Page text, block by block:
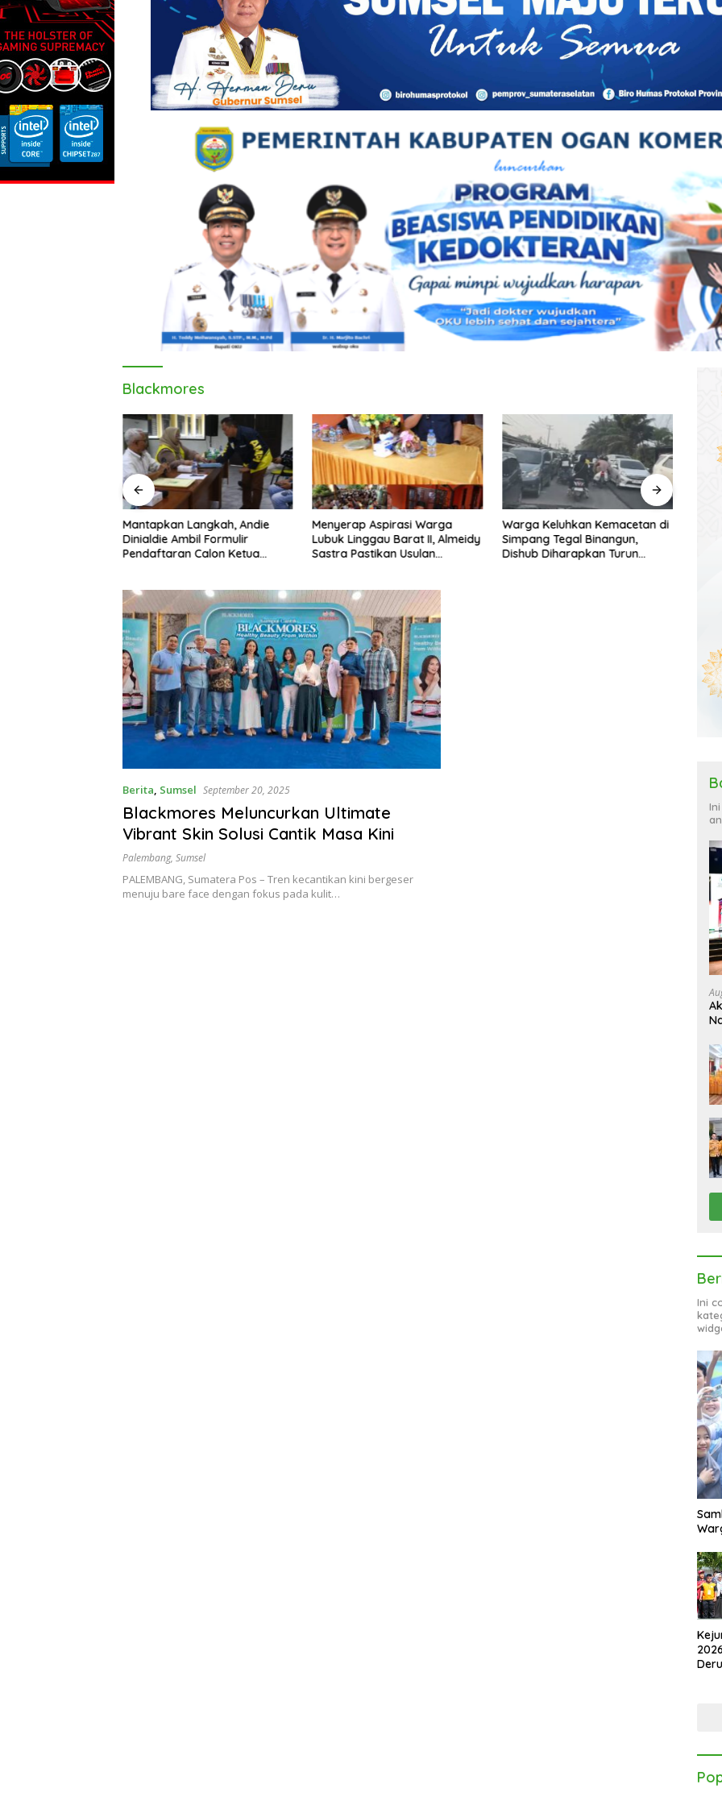
Blackmores
Mantapkan Langkah, Andie
Dinialdie Ambil Formulir
Pendaftaran Calon Ketua
Menyerap Aspirasi Warga
Lubuk Linggau Barat II, Almeidy
Sastra Pastikan Usulan
Warga Keluhkan Kemacetan di
Simpang Tegal Binangun,
Dishub Diharapkan Turun
Berita, Sumsel September 20, 2025
Blackmores Meluncurkan Ultimate
Vibrant Skin Solusi Cantik Masa Kini
Palembang, Sumsel
PALEMBANG, Sumatera Pos – Tren kecantikan kini bergeser
menuju bare face dengan fokus pada kulit…
Ini